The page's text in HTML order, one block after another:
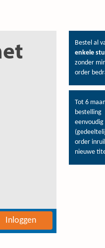
Bestel al
enkele
zonder
order
Tot 6
bestelling
eenvoudig
order
nieuwe
Inloggen